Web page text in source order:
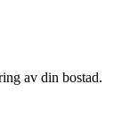
av din bostad.